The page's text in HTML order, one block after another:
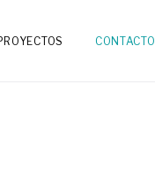
CONTACTO